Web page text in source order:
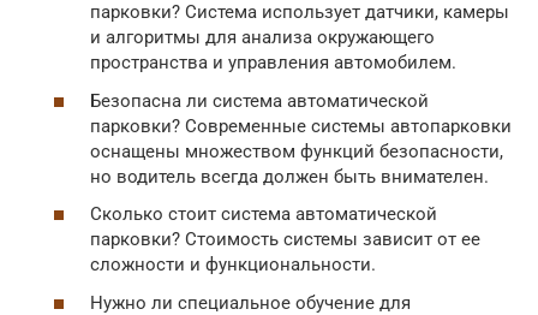
парковки? Система использует датчики, камеры
и алгоритмы для анализа окружающего
пространства и управления автомобилем.
Безопасна ли система автоматической
парковки? Современные системы автопарковки
оснащены множеством функций безопасности,
но водитель всегда должен быть внимателен.
Сколько стоит система автоматической
парковки? Стоимость системы зависит от ее
сложности и функциональности.
Нужно ли специальное обучение для